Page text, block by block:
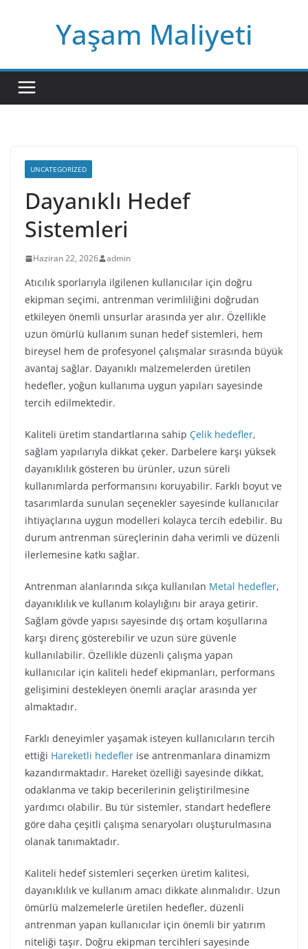
Yaşam Maliyeti
UNCATEGORIZED
Dayanıklı Hedef
Sistemleri
Haziran 22, 2026 admin
Atıcılık sporlarıyla ilgilenen kullanıcılar için doğru
ekipman seçimi, antrenman verimliliğini doğrudan
etkileyen önemli unsurlar arasında yer alır. Özellikle
uzun ömürlü kullanım sunan hedef sistemleri, hem
bireysel hem de profesyonel çalışmalar sırasında büyük
avantaj sağlar. Dayanıklı malzemelerden üretilen
hedefler, yoğun kullanıma uygun yapıları sayesinde
tercih edilmektedir.
Kaliteli üretim standartlarına sahip Çelik hedefler,
sağlam yapılarıyla dikkat çeker. Darbelere karşı yüksek
dayanıklılık gösteren bu ürünler, uzun süreli
kullanımlarda performansını koruyabilir. Farklı boyut ve
tasarımlarda sunulan seçenekler sayesinde kullanıcılar
ihtiyaçlarına uygun modelleri kolayca tercih edebilir. Bu
durum antrenman süreçlerinin daha verimli ve düzenli
ilerlemesine katkı sağlar.
Antrenman alanlarında sıkça kullanılan Metal hedefler,
dayanıklılık ve kullanım kolaylığını bir araya getirir.
Sağlam gövde yapısı sayesinde dış ortam koşullarına
karşı direnç gösterebilir ve uzun süre güvenle
kullanılabilir. Özellikle düzenli çalışma yapan
kullanıcılar için kaliteli hedef ekipmanları, performans
gelişimini destekleyen önemli araçlar arasında yer
almaktadır.
Farklı deneyimler yaşamak isteyen kullanıcıların tercih
ettiği Hareketli hedefler ise antrenmanlara dinamizm
kazandırmaktadır. Hareket özelliği sayesinde dikkat,
odaklanma ve takip becerilerinin geliştirilmesine
yardımcı olabilir. Bu tür sistemler, standart hedeflere
göre daha çeşitli çalışma senaryoları oluşturulmasına
olanak tanımaktadır.
Kaliteli hedef sistemleri seçerken üretim kalitesi,
dayanıklılık ve kullanım amacı dikkate alınmalıdır. Uzun
ömürlü malzemelerle üretilen hedefler, düzenli
antrenman yapan kullanıcılar için önemli bir yatırım
niteliği taşır. Doğru ekipman tercihleri sayesinde